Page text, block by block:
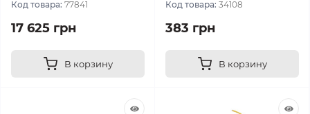
Код товара: 77841
17 625 грн
В корзину
Код товара: 34108
383 грн
В корзину